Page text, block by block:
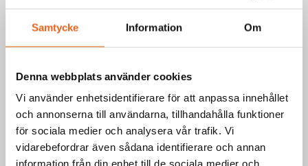
Samtycke Information Om
Denna webbplats använder cookies
Vi använder enhetsidentifierare för att anpassa innehållet
och annonserna till användarna, tillhandahålla funktioner
för sociala medier och analysera vår trafik. Vi
vidarebefordrar även sådana identifierare och annan
information från din enhet till de sociala medier och
Teknisk information